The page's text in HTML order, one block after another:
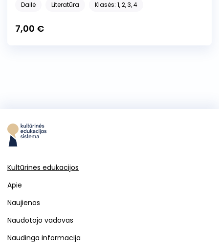
Dailė Literatūra Klasės: 1, 2, 3, 4
7,00 €
Kultūrinės edukacijos
Apie
Naujienos
Naudotojo vadovas
Naudinga informacija